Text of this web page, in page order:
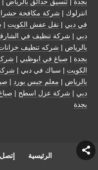
انترلوك | شركة مكافحة
في دبي | نقل عفش الكويت |
دبي | شركة تنظيف في
بالرياض | شركه تنظيف
بجدة | صباغ في ابوظبي |
الكويت | سباك في دبي |
بالرياض | معلم جبس بورد |
دبي | شركة عزل اسطح |
بجدة
الرئيسية إتصل